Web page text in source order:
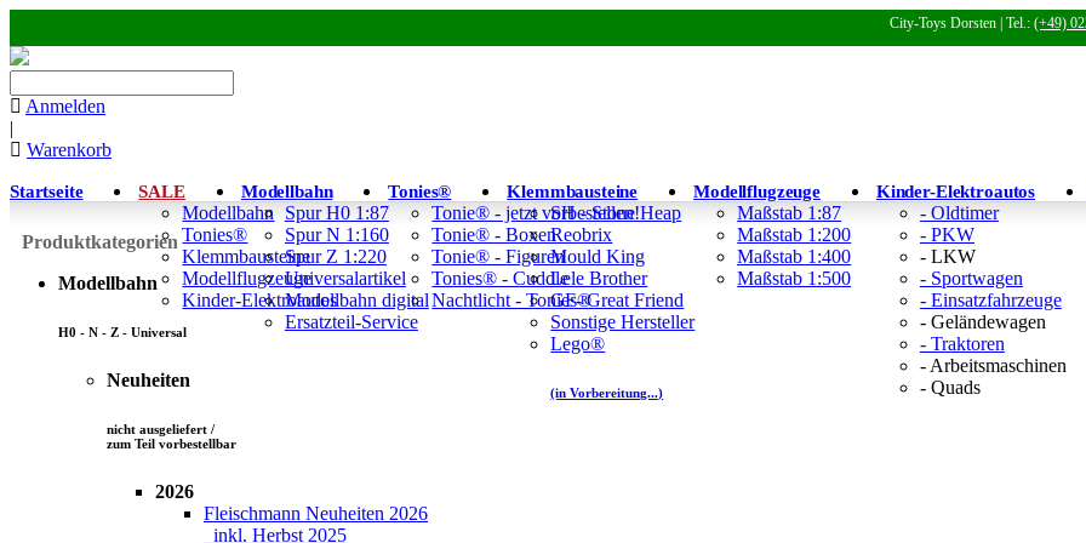
City-Toys Dorsten | Tel.: (+49)
Anmelden
|
Warenkorb
Startseite SALE
Modellbahn
Tonies®
Klemmbausteine
Modellflugzeuge
Kinder-Elektroautos
Modellbahn
Spur H0 1:87
Spur N 1:160
Spur Z 1:220
Universalartikel
Modellbahn digital
Ersatzteil-Service
Tonies®
Tonie® - jetzt vorbestellen!
Tonie® - Boxen
Tonie® - Figuren
Tonies® - Cuddle
Nachtlicht - Tonies®
Klemmbausteine
SH - Stone Heap
Reobrix
Mould King
Lele Brother
GF- Great Friend
Sonstige Hersteller
Lego®
(in Vorbereitung...)
Modellflugzeuge
Maßstab 1:87
Maßstab 1:200
Maßstab 1:400
Maßstab 1:500
Kinder-Elektroautos
- Oldtimer
- PKW
- LKW
- Sportwagen
- Einsatzfahrzeuge
- Geländewagen
- Traktoren
- Arbeitsmaschinen
- Quads
Produktkategorien
Modellbahn
H0 - N - Z - Universal
Neuheiten
nicht ausgeliefert /
zum Teil vorbestellbar
2026
Fleischmann Neuheiten 2026
inkl. Herbst 2025